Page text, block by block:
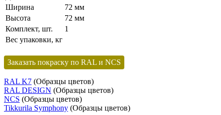
Ширина
72 мм
Высота
72 мм
Комплект, шт.
1
Вес упаковки, кг
Заказать покраску по RAL и NCS
RAL K7 (Образцы цветов)
RAL DESIGN (Образцы цветов)
NCS (Образцы цветов)
Tikkurila Symphony (Образцы цветов)